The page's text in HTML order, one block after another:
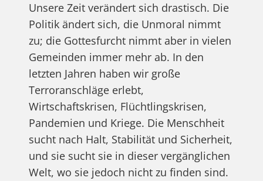
Unsere Zeit verändert sich drastisch. Die
Politik ändert sich, die Unmoral nimmt
zu; die Gottesfurcht nimmt aber in vielen
Gemeinden immer mehr ab. In den
letzten Jahren haben wir große
Terroranschläge erlebt,
Wirtschaftskrisen, Flüchtlingskrisen,
Pandemien und Kriege. Die Menschheit
sucht nach Halt, Stabilität und Sicherheit,
und sie sucht sie in dieser vergänglichen
Welt, wo sie jedoch nicht zu finden sind.